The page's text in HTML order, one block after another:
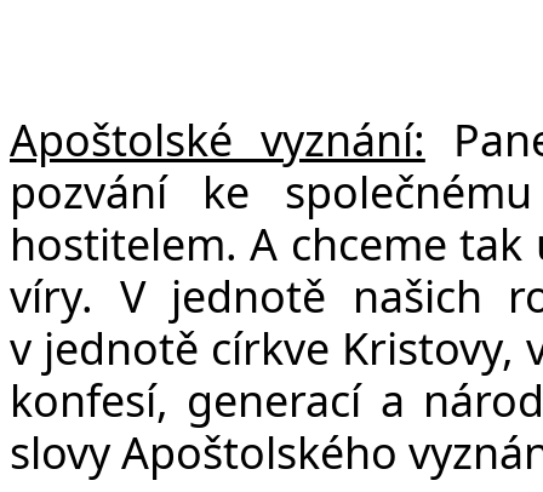
Apoštolské vyznání:
pozvání ke
hostitelem. A chceme
víry. V jednotě našich
v jednotě církve Kristovy,
konfesí, generací a
slovy Apoštolského